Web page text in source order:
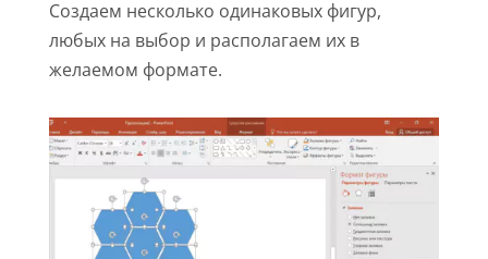
Создаем несколько одинаковых фигур,
любых на выбор и располагаем их в
желаемом формате.